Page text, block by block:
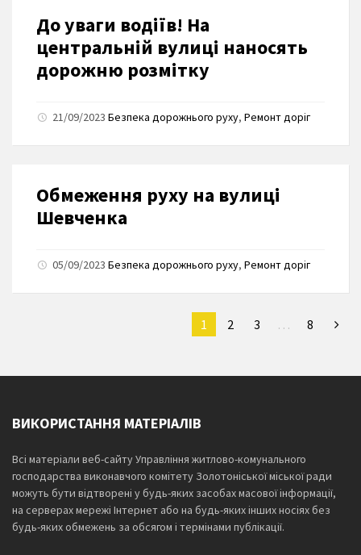
До уваги водіїв! На
центральній вулиці наносять
дорожню розмітку
21/09/2023 Безпека дорожнього руху, Ремонт доріг
Обмеження руху на вулиці
Шевченка
05/09/2023 Безпека дорожнього руху, Ремонт доріг
1 2 3 … 8
ВИКОРИСТАННЯ МАТЕРІАЛІВ
Всі матеріали веб-сайту Управління житлово-комунального
господарства виконавчого комітету Золотоніської міської ради
можуть бути відтворені у будь-яких засобах масової інформації,
на серверах мережі Інтернет або на будь-яких інших носіях без
будь-яких обмежень за обсягом і термінами публікації.